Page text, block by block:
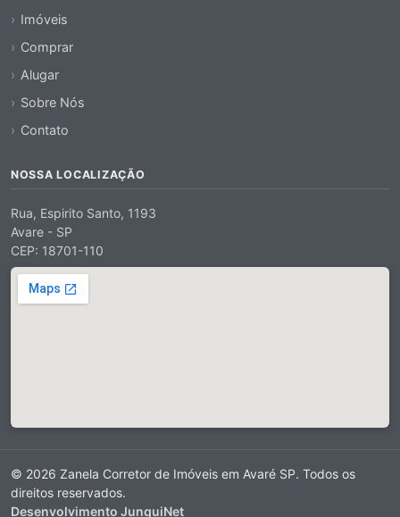
Imóveis
Comprar
Alugar
Sobre Nós
Contato
NOSSA LOCALIZAÇÃO
Rua, Espirito Santo, 1193
Avare - SP
CEP: 18701-110
© 2026 Zanela Corretor de Imóveis em Avaré SP. Todos os
direitos reservados.
Desenvolvimento JunquiNet